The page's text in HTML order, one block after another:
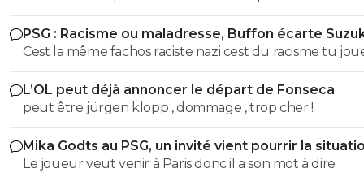
ignare qui ignorait tout ce que jai dit sur buffon
justement tes un abruti ignare qui par dessus le
ouvre sa grande gueule Genre cest toi qui va m'apprendre
les définitions de nazi raciste fachiste?? Espèce de
PSG : Racisme ou maladresse, Buffon écarte
Cest la même fachos raciste nazi cest du racisme tu
les mots là finalité est la meme... Donc moralité alors
?? Cest ca ta seule défense ?? Va un peu te faire
espèce d'abruti .. et le numero 88 interdit en série A
dit quoi aussi parceque tu t'es foutu de ma gueule a
mais si je te colle le règlement sur ta sale face de
auras lair un peu plus con qu'hier trépané va
L’OL peut déjà annoncer le départ de Fonseca
peut être jürgen klopp , dommage , trop cher !
Mika Godts au PSG, un invité vient pourrir la
Le joueur veut venir à Paris donc il a son mot à dire